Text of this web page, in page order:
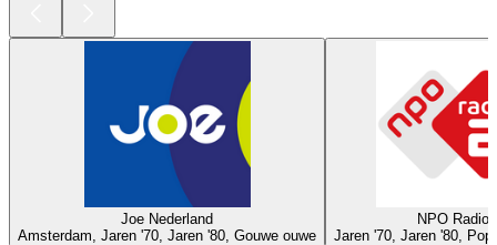
Joe Nederland
Amsterdam, Jaren '70, Jaren '80, Gouwe ouwe
NPO Radio
Jaren '70, Jaren '80,